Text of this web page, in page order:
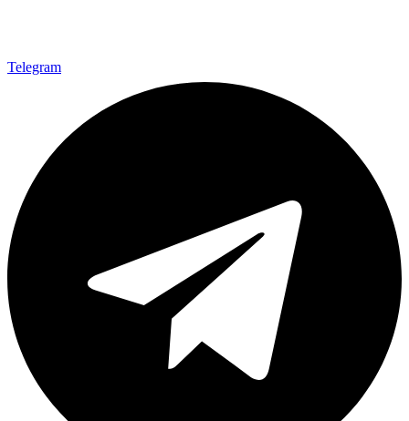
Telegram